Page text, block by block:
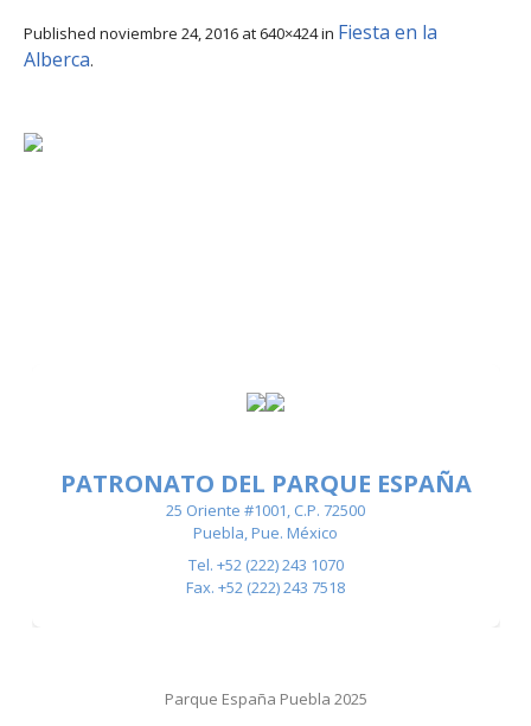
Published noviembre 24, 2016 at 640×424 in Fiesta en la
Alberca.
PATRONATO DEL PARQUE ESPAÑA
25 Oriente #1001, C.P. 72500
Puebla, Pue. México
Tel. +52 (222) 243 1070
Fax. +52 (222) 243 7518
Parque España Puebla 2025